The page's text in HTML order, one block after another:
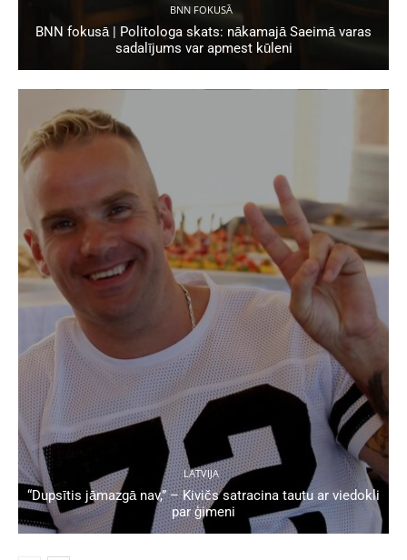
BNN FOKUSĀ
BNN fokusā | Politologa skats: nākamajā Saeimā varas
sadalījums var apmest kūleni
LATVIJA
“Dupsītis jāmazgā nav,” – Kivičs satracina tautu ar viedokli
par ģimeni